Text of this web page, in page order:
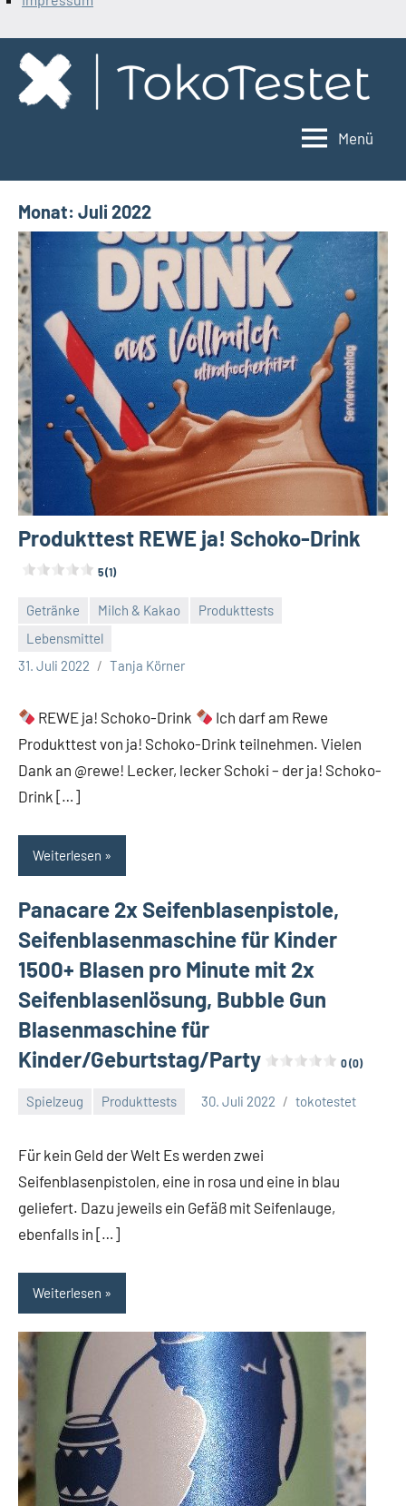
Zum
Inhalt
springen
Menü
Monat: Juli 2022
Produkttest REWE ja! Schoko-Drink
5 (1)
Getränke Milch & Kakao
Produkttests
Lebensmittel
31. Juli 2022
Tanja Körner
Keine
Kommentare
REWE ja! Schoko-Drink
Ich darf am Rewe
Produkttest von ja! Schoko-Drink teilnehmen. Vielen
Dank an @rewe! Lecker, lecker Schoki – der ja! Schoko-
Drink […]
Weiterlesen
Panacare 2x Seifenblasenpistole,
Seifenblasenmaschine für Kinder
1500+ Blasen pro Minute mit 2x
Seifenblasenlösung, Bubble Gun
Blasenmaschine für
Kinder/Geburtstag/Party
0 (0)
Spielzeug Produkttests 30. Juli 2022 tokotestet
Keine
Für kein Geld der Welt Es werden zwei
Seifenblasenpistolen, eine in rosa und eine in blau
geliefert. Dazu jeweils ein Gefäß mit Seifenlauge,
ebenfalls in […]
Weiterlesen